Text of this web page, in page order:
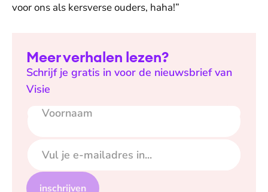
voor ons als kersverse ouders, haha!”
Meer verhalen lezen?
Schrijf je gratis in voor de nieuwsbrief van
Visie
Voornaam
E-mailadres
inschrijven